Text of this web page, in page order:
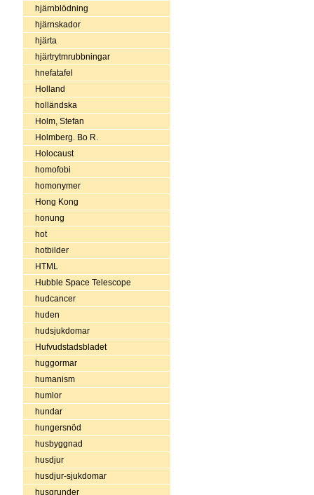
hjärnblödning
hjärnskador
hjärta
hjärtrytmrubbningar
hnefatafel
Holland
holländska
Holm, Stefan
Holmberg. Bo R.
Holocaust
homofobi
homonymer
Hong Kong
honung
hot
hotbilder
HTML
Hubble Space Telescope
hudcancer
huden
hudsjukdomar
Hufvudstadsbladet
huggormar
humanism
humlor
hundar
hungersnöd
husbyggnad
husdjur
husdjur-sjukdomar
husgrunder